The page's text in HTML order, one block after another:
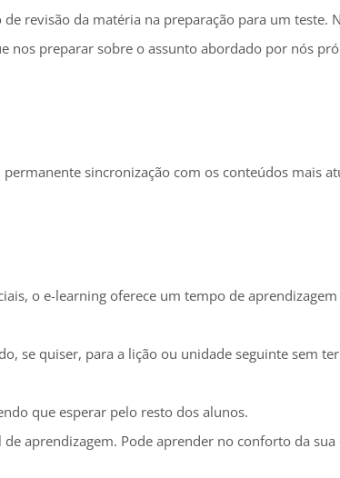
revisão da matéria na preparação para um teste.
nos preparar sobre o assunto abordado por nós
sincronização com os conteúdos mais
o e-learning oferece um tempo de aprendizagem
se quiser, para a lição ou unidade seguinte sem
que esperar pelo resto dos alunos.
aprendizagem. Pode aprender no conforto da sua